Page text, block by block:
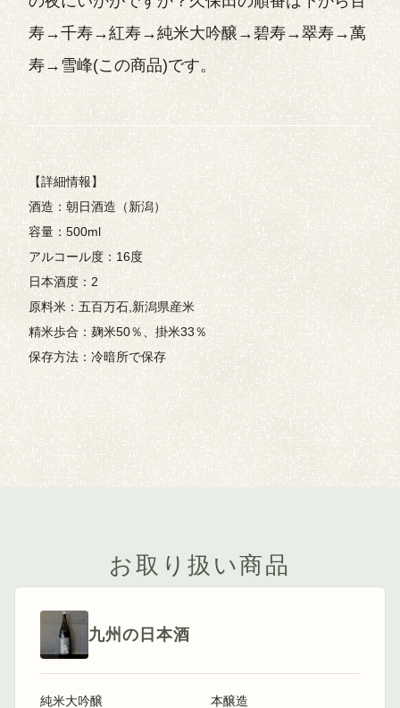
寿→千寿→紅寿→純米大吟醸→碧寿→翠寿→萬
寿→雪峰(この商品)です。
【詳細情報】
酒造：朝日酒造（新潟）
容量：500ml
アルコール度：16度
日本酒度：2
原料米：五百万石,新潟県産米
精米歩合：麹米50％、掛米33％
保存方法：冷暗所で保存
お取り扱い商品
九州の日本酒
純米大吟醸 本醸造